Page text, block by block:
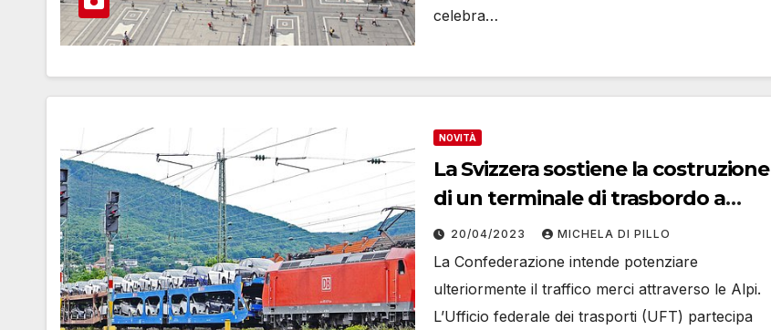
celebra…
NOVITÀ
La Svizzera sostiene la costruzione
di un terminale di trasbordo a
Milano
20/04/2023 MICHELA DI PILLO
La Confederazione intende potenziare
ulteriormente il traffico merci attraverso le Alpi.
L’Ufficio federale dei trasporti (UFT) partecipa